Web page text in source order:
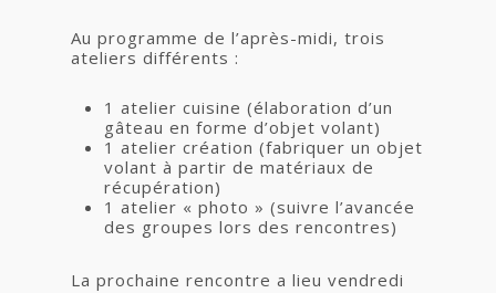
Au programme de l’après-midi, trois
ateliers différents :
1 atelier cuisine (élaboration d’un
gâteau en forme d’objet volant)
1 atelier création (fabriquer un objet
volant à partir de matériaux de
récupération)
1 atelier « photo » (suivre l’avancée
des groupes lors des rencontres)
La prochaine rencontre a lieu vendredi